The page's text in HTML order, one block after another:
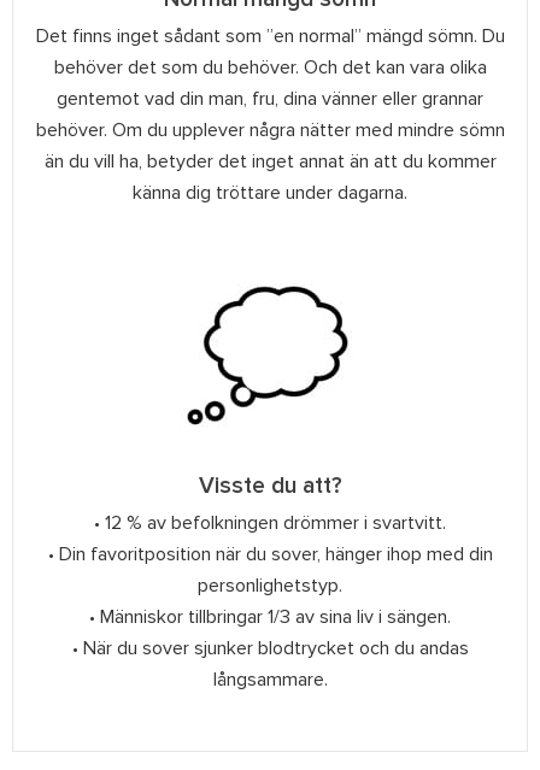
Det finns inget sådant som ”en normal” mängd sömn. Du
behöver det som du behöver. Och det kan vara olika
gentemot vad din man, fru, dina vänner eller grannar
behöver. Om du upplever några nätter med mindre sömn
än du vill ha, betyder det inget annat än att du kommer
känna dig tröttare under dagarna.
Visste du att?
• 12 % av befolkningen drömmer i svartvitt.
• Din favoritposition när du sover, hänger ihop med din
personlighetstyp.
• Människor tillbringar 1/3 av sina liv i sängen.
• När du sover sjunker blodtrycket och du andas
långsammare.